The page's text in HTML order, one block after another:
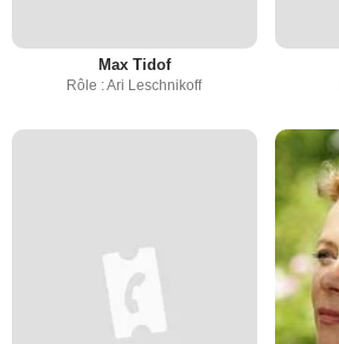
Max Tidof
Rôle : Ari Leschnikoff